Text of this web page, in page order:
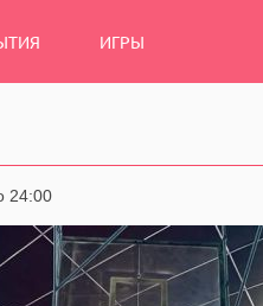
ИГРЫ
24:00